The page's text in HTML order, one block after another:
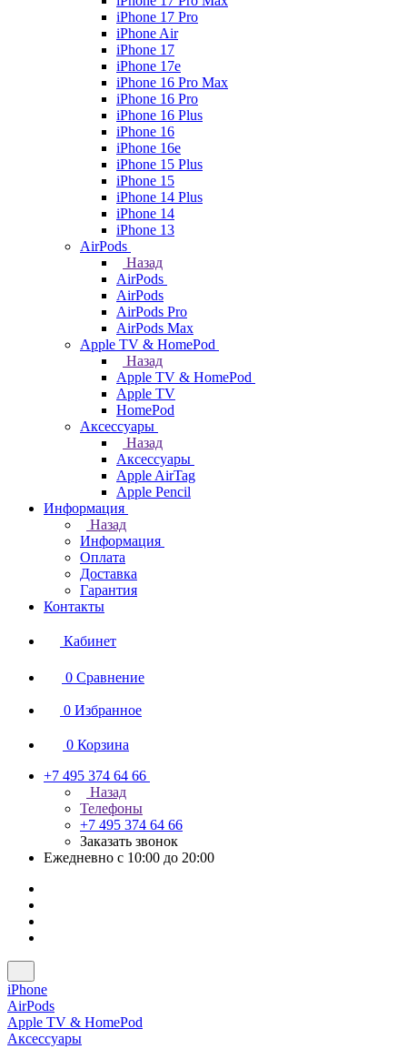
iPhone 17 Pro
iPhone Air
iPhone 17
iPhone 17e
iPhone 16 Pro Max
iPhone 16 Pro
iPhone 16 Plus
iPhone 16
iPhone 16e
iPhone 15 Plus
iPhone 15
iPhone 14 Plus
iPhone 14
iPhone 13
AirPods
Назад
AirPods
AirPods
AirPods Pro
AirPods Max
Apple TV & HomePod
Назад
Apple TV & HomePod
Apple TV
HomePod
Аксессуары
Назад
Аксессуары
Apple AirTag
Apple Pencil
Информация
Назад
Информация
Оплата
Доставка
Гарантия
Контакты
Кабинет
0 Сравнение
0 Избранное
0 Корзина
+7 495 374 64 66
Назад
Телефоны
+7 495 374 64 66
Заказать звонок
Ежедневно с 10:00 до 20:00
iPhone
AirPods
Apple TV & HomePod
Аксессуары